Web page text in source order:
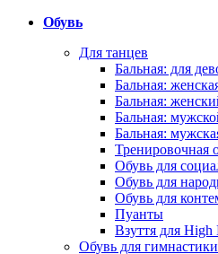
Обувь
Для танцев
Бальная: для
Бальная:
Бальная:
Бальная:
Бальная:
Тренировочная
Обувь для
Обувь для
Обувь для
Пуанты
Взуття для High
Обувь для гимнастики